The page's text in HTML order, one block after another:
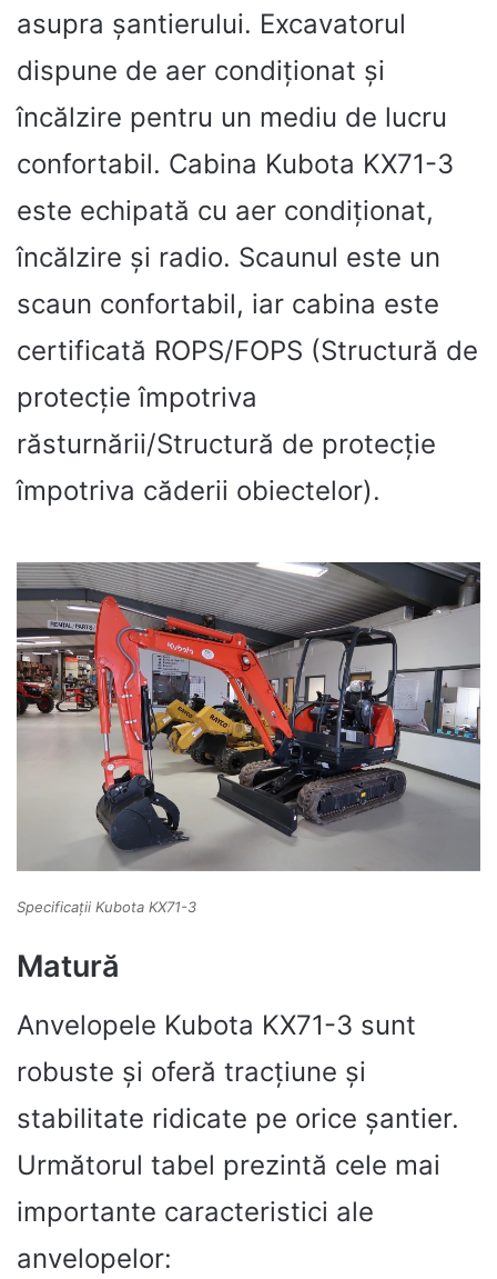
asupra șantierului. Excavatorul
dispune de aer condiționat și
încălzire pentru un mediu de lucru
confortabil. Cabina Kubota KX71-3
este echipată cu aer condiționat,
încălzire și radio. Scaunul este un
scaun confortabil, iar cabina este
certificată ROPS/FOPS (Structură de
protecție împotriva
răsturnării/Structură de protecție
împotriva căderii obiectelor).
Specificații Kubota KX71-3
Matură
Anvelopele Kubota KX71-3 sunt
robuste și oferă tracțiune și
stabilitate ridicate pe orice șantier.
Următorul tabel prezintă cele mai
importante caracteristici ale
anvelopelor: